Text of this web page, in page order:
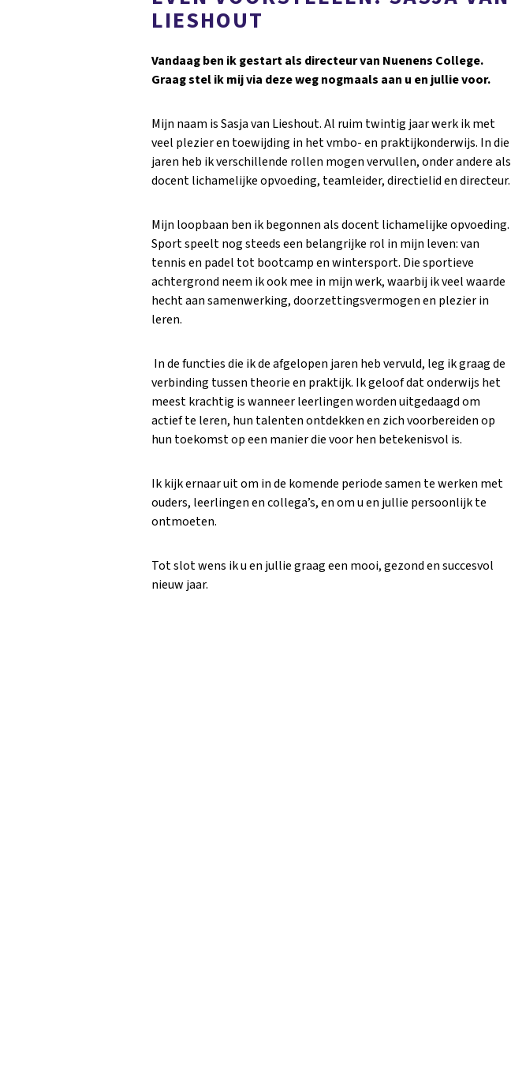
LIESHOUT
Vandaag ben ik gestart als directeur van Nuenens College.
Graag stel ik mij via deze weg nogmaals aan u en jullie voor.
Mijn naam is Sasja van Lieshout. Al ruim twintig jaar werk ik met
veel plezier en toewijding in het vmbo- en praktijkonderwijs. In die
jaren heb ik verschillende rollen mogen vervullen, onder andere als
docent lichamelijke opvoeding, teamleider, directielid en directeur.
Mijn loopbaan ben ik begonnen als docent lichamelijke opvoeding.
Sport speelt nog steeds een belangrijke rol in mijn leven: van
tennis en padel tot bootcamp en wintersport. Die sportieve
achtergrond neem ik ook mee in mijn werk, waarbij ik veel waarde
hecht aan samenwerking, doorzettingsvermogen en plezier in
leren.
In de functies die ik de afgelopen jaren heb vervuld, leg ik graag de
verbinding tussen theorie en praktijk. Ik geloof dat onderwijs het
meest krachtig is wanneer leerlingen worden uitgedaagd om
actief te leren, hun talenten ontdekken en zich voorbereiden op
hun toekomst op een manier die voor hen betekenisvol is.
Ik kijk ernaar uit om in de komende periode samen te werken met
ouders, leerlingen en collega’s, en om u en jullie persoonlijk te
ontmoeten.
Tot slot wens ik u en jullie graag een mooi, gezond en succesvol
nieuw jaar.